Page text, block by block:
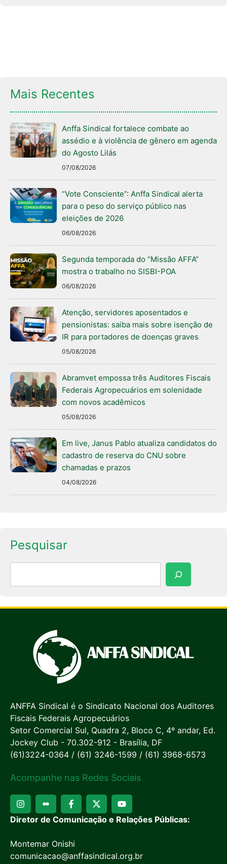
Mais Recentes
Anffa Sindical fortalece combate ao
assédio e à violência de gênero em agenda
do Agosto Lilás
07/08/2026
“Vote Consciente”: Anffa Sindical alerta
para o peso do serviço público nas
eleições de 2026
06/08/2026
Segunda temporada do “Missão AFFA”
mostra o trabalho no SISBI-POA
06/08/2026
Atenção, servidores aposentados e
pensionistas: saiba mais sobre isenção de
IR para portadores de doenças graves
05/08/2026
Abramvet empossa três Auditores Fiscais
Federais Agropecuários em solenidade
com novos acadêmicos
05/08/2026
Em live, Janus Pablo atualiza candidatos do
cadastro de reserva do CNU sobre
chamadas e prazos
04/08/2026
Pesquisar
ANFFA Sindical é o Sindicato Nacional dos Auditores
Fiscais Federais Agropecuários
Setor Comercial Sul, Quadra 2, Bloco C, 4º andar, Ed.
Jockey Club - 70.302-912 - Brasília, DF
(61)3224-0364 / (61) 3246-1599 / (61) 3968-6573
Acompanhe nas Redes Sociais
Diretor de Comunicação e Relações Públicas:
Montemar Onishi
comunicacao@anffasindical.org.br